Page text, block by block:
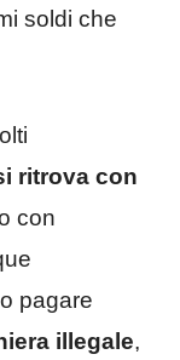
soldi che
ritrova con
con
pagare
illegale,